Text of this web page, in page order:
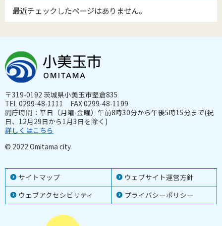
最近チェックしたページはありません。
サイトマップ
ウェブサイト運営方針
ウェブアクセシビリティ
プライバシーポリシー
〒319-0192 茨城県小美玉市堅倉835
TEL 0299-48-1111 FAX 0299-48-1199
開庁時間：平日（月曜-金曜）午前8時30分から午後5時15分まで(祝
日、12月29日から1月3日を除く)
詳しくはこちら
© 2022 Omitama city.